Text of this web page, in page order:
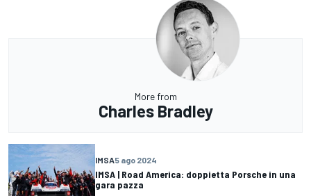
More from
Charles Bradley
IMSA5 ago 2024
IMSA | Road America: doppietta Porsche in una
gara pazza